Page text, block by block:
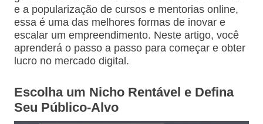
e a popularização de cursos e mentorias online,
essa é uma das melhores formas de inovar e
escalar um empreendimento. Neste artigo, você
aprenderá o passo a passo para começar e obter
lucro no mercado digital.
Escolha um Nicho Rentável e Defina
Seu Público-Alvo